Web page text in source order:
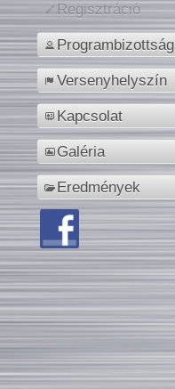
Regisztráció
Programbizottság
Versenyhelyszín
Kapcsolat
Galéria
Eredmények